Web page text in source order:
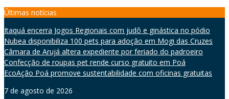
Skip
content
Últimas notícias
Itaquá encerra Jogos Regionais com judô e ginástica no pódio
Nubea disponibiliza 100 pets para adoção em Mogi das Cruzes
Câmara de Arujá altera expediente por feriado do padroeiro
Confecção de roupas pet rende curso gratuito em Poá
EcoAção Poá promove sustentabilidade com oficinas gratuitas
7 de agosto de 2026